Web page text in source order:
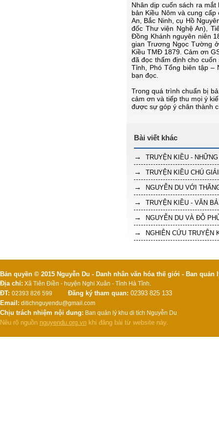
Nhân dịp cuốn sách ra
bản Kiều Nôm và cung
An, Bắc Ninh, cụ Hồ
đốc Thư viện Nghệ An),
Đồng Khánh nguyên niên
gian Trương Ngọc Tường
Kiều TMĐ 1879. Cảm ơn
đã đọc thẩm định cho
Tỉnh, Phó Tổng biên tập –
bạn đọc.
Trong quá trình chuẩn bị
cảm ơn và tiếp thu mọi ý
được sự góp ý chân thành
TRUYỆN KIỀU -
TRUYỆN KIỀU CHÚ GIẢI
NGUYỄN DU VỚI
TRUYỆN KIỀU - VĂN
NGUYỄN DU VÀ ĐỖ
NGHIÊN CỨU TRUYỆN
Bản quyền © 2015 Nguyễn Du - Danh nhân văn hóa thế giới - Ban
Địa chỉ: Xã Tiên Điền - huyện Nghi Xuân - Tỉnh Hà Tĩnh.
ĐT: 02393 826 599 Đăng ký tham quan: 02393 825 133
Email: ditichnguyendu@gmail.com
Chịu trách nhiệm nội dung: Ban quản lý khu di tích Nguyễn Du
Nêu rõ nguồn nguyendu.org.vn khi đăng bài từ website này.